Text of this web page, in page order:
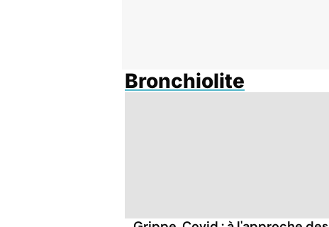
Bronchiolite